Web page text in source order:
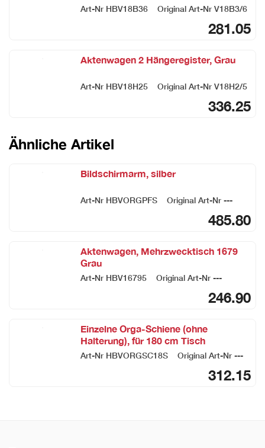
Art-Nr HBV18B36 Original Art-Nr V18B3/6
281.05
Aktenwagen 2 Hängeregister, Grau
Art-Nr HBV18H25 Original Art-Nr V18H2/5
336.25
Ähnliche Artikel
Bildschirmarm, silber
Art-Nr HBVORGPFS Original Art-Nr ---
485.80
Aktenwagen, Mehrzwecktisch 1679
Grau
Art-Nr HBV16795 Original Art-Nr ---
246.90
Einzelne Orga-Schiene (ohne
Halterung), für 180 cm Tisch
Art-Nr HBVORGSC18S Original Art-Nr ---
312.15